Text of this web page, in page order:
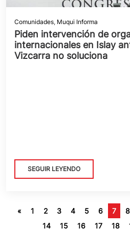
Comunidades, Muqui Informa
Piden intervención de
internacionales en Islay
Vizcarra no soluciona
SEGUIR LEYENDO
« 1 2 3 4 5 6 7 8
14
15 16 17 18